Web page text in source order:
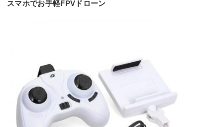
スマホでお手軽FPVドローン